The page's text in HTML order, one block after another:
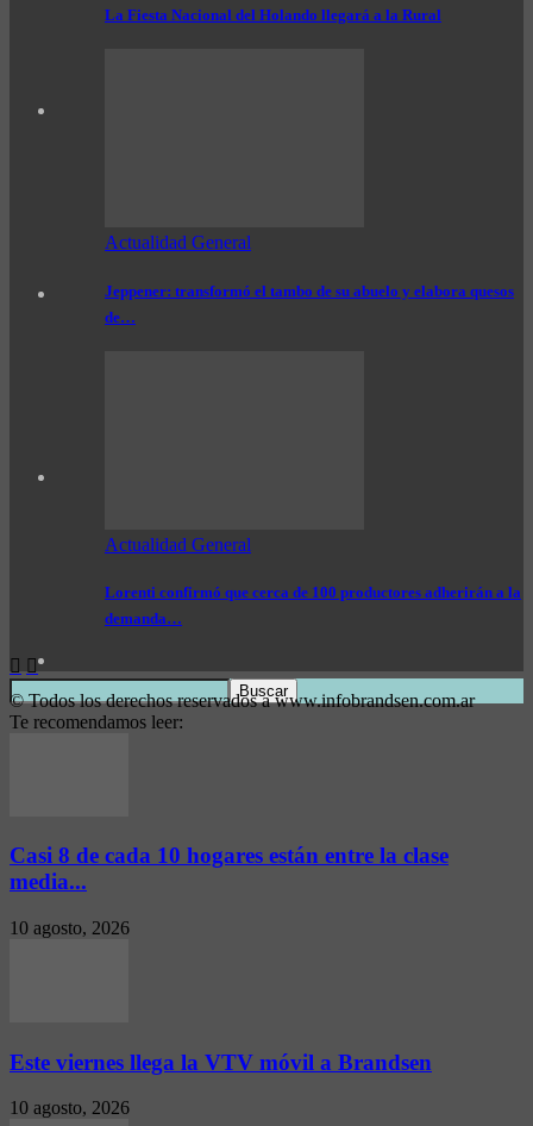
La Fiesta Nacional del Holando llegará a la Rural
Actualidad General
Jeppener: transformó el tambo de su abuelo y elabora quesos
de…
Actualidad General
Lorenti confirmó que cerca de 100 productores adherirán a la
demanda…
© Todos los derechos reservados a www.infobrandsen.com.ar
Te recomendamos leer:
Casi 8 de cada 10 hogares están entre la clase
media...
10 agosto, 2026
Este viernes llega la VTV móvil a Brandsen
10 agosto, 2026